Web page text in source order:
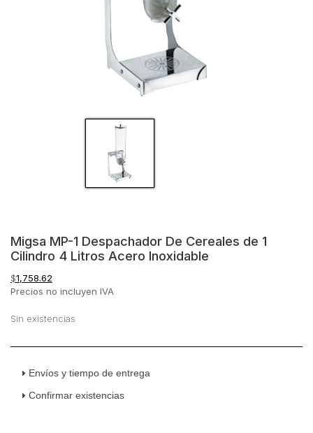
Migsa MP-1 Despachador De Cereales de 1
Cilindro 4 Litros Acero Inoxidable
$1,758.62
Precios no incluyen IVA
Sin existencias
Envíos y tiempo de entrega
Confirmar existencias